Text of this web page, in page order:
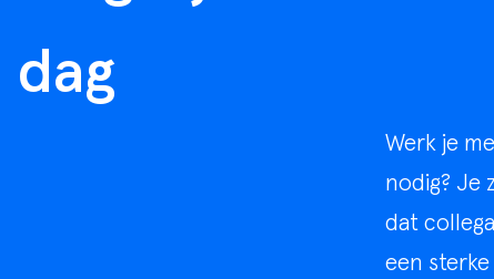
dag
Werk je
nodig? Je
dat
een sterke